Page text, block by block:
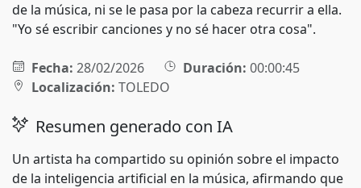
de la música, ni se le pasa por la cabeza recurrir a ella.
"Yo sé escribir canciones y no sé hacer otra cosa".
Fecha: 28/02/2026 Duración: 00:00:45
Localización: TOLEDO
Resumen generado con IA
Un artista ha compartido su opinión sobre el impacto
de la inteligencia artificial en la música, afirmando que